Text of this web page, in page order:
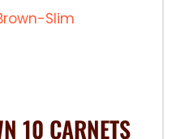
10 CARNETS